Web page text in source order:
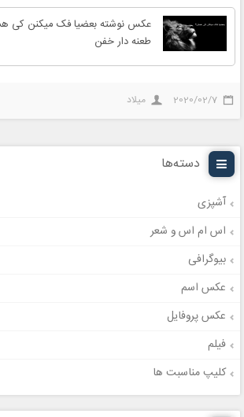
عکس نوشته بعضیا فک میکنن کی
طعنه دار خفن
2020/02/7 میلاد
دسته‌ها
آشپزی
اس ام اس و شعر
بیوگرافی
عکس اسم
عکس پروفایل
فیلم
کلیپ مناسبت ها